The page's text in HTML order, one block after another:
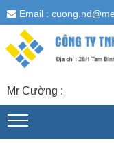
Email :
Mr Cường :